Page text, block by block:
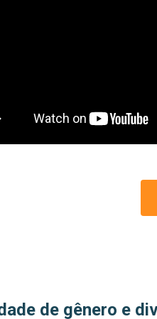
de gênero e